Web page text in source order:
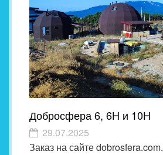
Добросфера 6, 6H и 10H
29.07.2025
Заказ на сайте dobrosfera.com.